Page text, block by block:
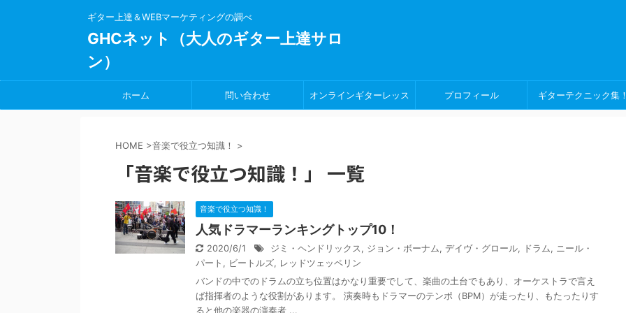
ギター上達＆WEBマーケティングの調べ
GHCネット（大人のギター上達サロ
ン）
ホーム 問い合わせ オンラインギターレッス プロフィール ギターテクニック集
HOME >音楽で役立つ知識！ >
「音楽で役立つ知識！」 一覧
音楽で役立つ知識！
人気ドラマーランキングトップ10！
2020/6/1 ジミ・ヘンドリックス, ジョン・ボーナム, デイヴ・グロール, ドラム, ニール・
パート , ビートルズ, レッドツェッペリン
バンドの中でのドラムの立ち位置はかなり重要でして、楽曲の土台でもあり、オーケストラで言え
ば指揮者のような役割があります。 演奏時もドラマーのテンポ（BPM）が走ったり、もたったりす
ると他の楽器の演奏者 ...